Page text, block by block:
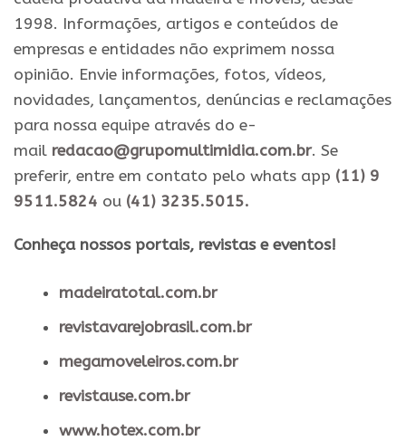
1998. Informações, artigos e conteúdos de
empresas e entidades não exprimem nossa
opinião. Envie informações, fotos, vídeos,
novidades, lançamentos, denúncias e reclamações
para nossa equipe através do e-
mail redacao@grupomultimidia.com.br. Se
preferir, entre em contato pelo whats app (11) 9
9511.5824 ou (41) 3235.5015.
​Conheça nossos ​portais, revistas e eventos​!
madeiratotal.com.br
revistavarejobrasil.com.br
megamoveleiros.com.br
revistause.com.br
www.hotex.com.br